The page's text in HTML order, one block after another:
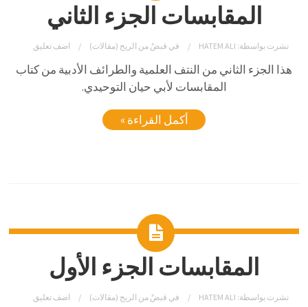
المقابسات الجزء الثاني
نشرت بواسطة: HATEM ALI في قبضٌ من الريح (مقالات) اضف تعليق
هذا الجزء الثاني من النتف العلمية والطرائف الأدبية من كتاب
المقابسات لأبي حيان التوحيدي.
أكمل القراءة »
المقابسات الجزء الأول
نشرت بواسطة: HATEM ALI في قبضٌ من الريح (مقالات) اضف تعليق